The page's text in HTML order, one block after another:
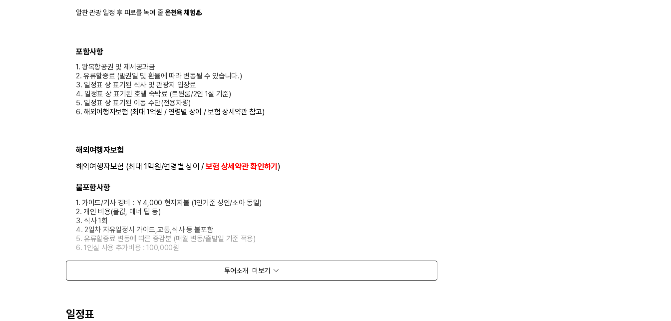
알찬 관광 일정 후 피로를 녹여 줄온천욕 체험♨
포함사항
1. 왕복항공권 및 제세공과금
2. 유류할증료 (발권일 및 환율에 따라 변동될 수 있습니다.)
3. 일정표 상 표기된 식사 및 관광지 입장료
4. 일정표 상 표기된 호텔 숙박료 (트윈룸/2인 1실 기준)
5. 일정표 상 표기된 이동 수단(전용차량)
6. 해외여행자보험 (최대 1억원 / 연령별 상이 /보험 상세약관 참고)
해외여행자보험
해외여행자보험 (최대 1억원/연령별 상이/ 보험 상세약관 확인하기 )
불포함사항
1. 가이드/기사 경비 : ￥4,000 현지지불 (1인기준 성인/소아 동일)
2. 개인 비용(물값, 매너 팁 등)
3. 식사 1회
4.2일차 자유일정시 가이드,교통,식사 등 불포함
5. 유류할증료 변동에 따른 증감분 (매월 변동/출발일 기준 적용)
6. 1인실 사용 추가비용 : 100,000원
상품가격은 항공사, 현지 호텔의 사정 및 유류할증료, 환율에 따라 실시간 변동될 수 있습니다.
투어소개 더보기
일정표